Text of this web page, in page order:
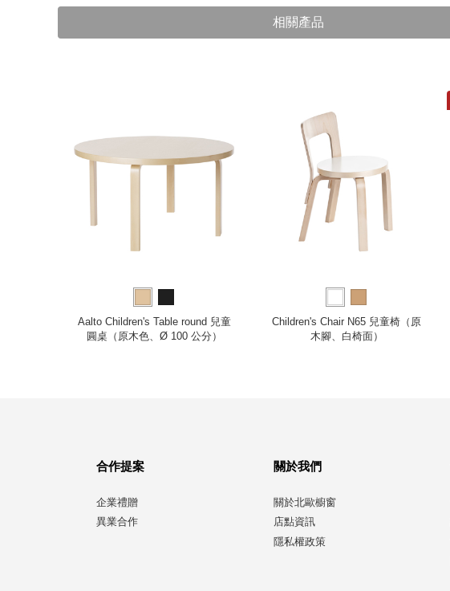
相關產品
Aalto Children's Table round 兒童
圓桌（原木色、Ø 100 公分）
Children's Chair N65 兒童椅（原
木腳、白椅面）
合作提案
企業禮贈
異業合作
關於我們
關於北歐櫥窗
店點資訊
隱私權政策